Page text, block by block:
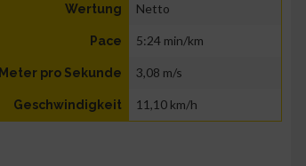
Wertung Netto
Pace 5:24 min/km
Meter pro Sekunde 3,08 m/s
Geschwindigkeit 11,10 km/h